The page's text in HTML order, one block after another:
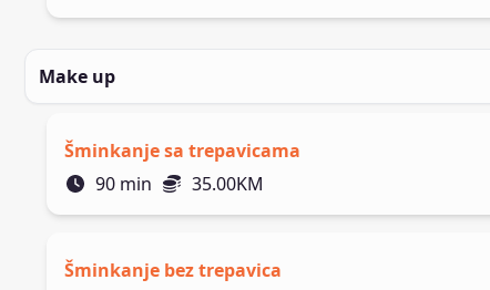
Make up
Šminkanje sa trepavicama
90 min 35.00KM
Šminkanje bez trepavica